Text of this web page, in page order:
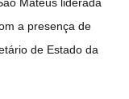
Mateus liderada
a presença de
de Estado da